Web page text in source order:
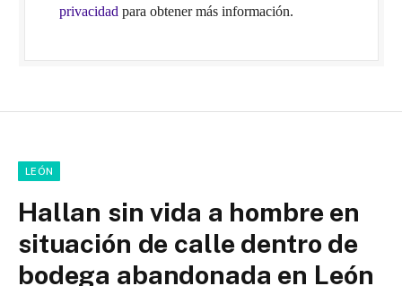
privacidad para obtener más información.
LEÓN
Hallan sin vida a hombre en
situación de calle dentro de
bodega abandonada en León